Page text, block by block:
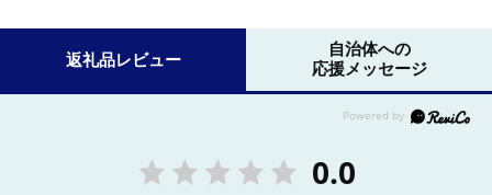
返礼品レビュー
自治体への
応援メッセージ
0.0